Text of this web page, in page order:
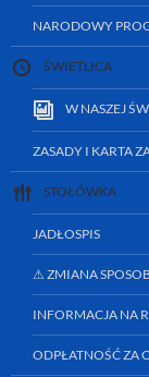
NARODOWY
ŚWIETLICA
W NASZEJ
ZASADY I KARTA
STOŁÓWKA
JADŁOSPIS
⚠ ZMIANA
INFORMACJA NA
ODPŁATNOŚĆ ZA